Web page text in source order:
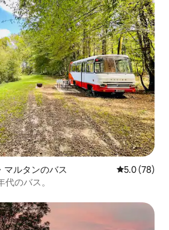
マルタンのバス レビュー78
5.0 (78)
のバス。